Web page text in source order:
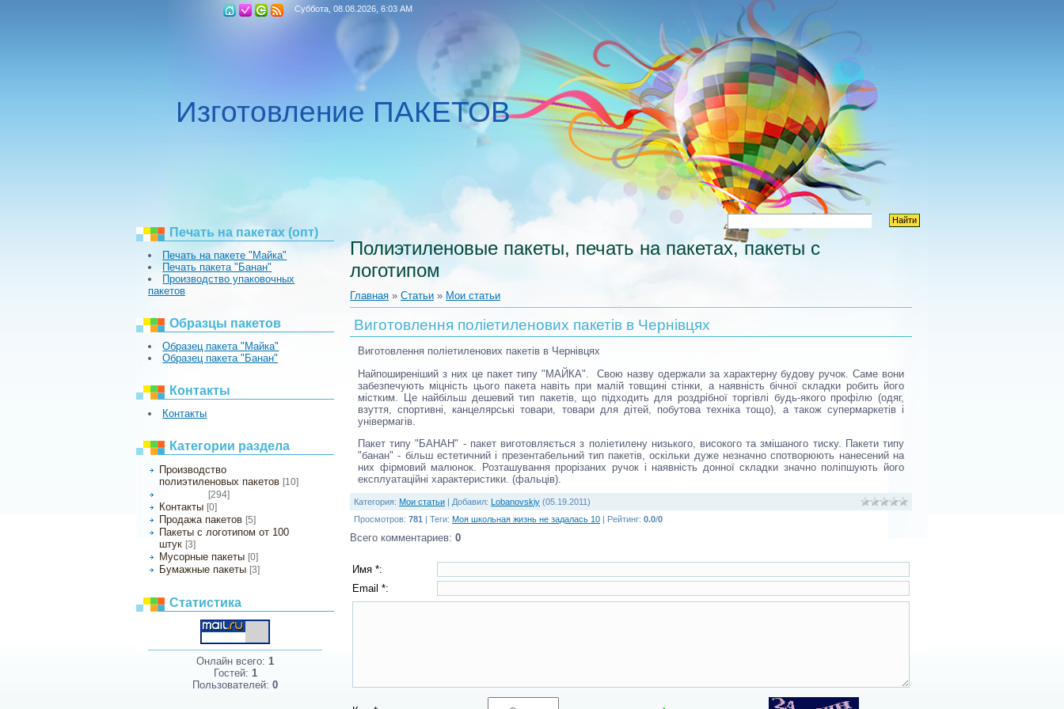
Суббота, 08.08.2026, 6:03 AM
Изготовление ПАКЕТОВ
Печать на пакетах (опт)
Печать на пакете "Майка"
Печать пакета "Банан"
Производство упаковочных
пакетов
Образцы пакетов
Образец пакета "Майка"
Образец пакета "Банан"
Контакты
Контакты
Категории раздела
Производство
полиэтиленовых пакетов [10]
[294]
Контакты [0]
Продажа пакетов [5]
Пакеты с логотипом от 100
штук [3]
Мусорные пакеты [0]
Бумажные пакеты [3]
Статистика
Онлайн всего: 1
Гостей: 1
Пользователей: 0
Полиэтиленовые пакеты, печать на пакетах, пакеты с
логотипом
Главная » Статьи » Мои статьи
Виготовлення поліетиленових пакетів в Чернівцях
Виготовлення поліетиленових пакетів в Чернівцях
Найпоширеніший з них це пакет типу "МАЙКА". Свою назву одержали за характерну будову ручок. Саме вони
забезпечують міцність цього пакета навіть при малій товщині стінки, а наявність бічної складки робить його
містким. Це найбільш дешевий тип пакетів, що підходить для роздрібної торгівлі будь-якого профілю (одяг,
взуття, спортивні, канцелярські товари, товари для дітей, побутова техніка тощо), а також супермаркетів і
універмагів.
Пакет типу "БАНАН" - пакет виготовляється з поліетилену низького, високого та змішаного тиску. Пакети типу
"банан" - більш естетичний і презентабельний тип пакетів, оскільки дуже незначно спотворюють нанесений на
них фірмовий малюнок. Розташування прорізаних ручок і наявність донної складки значно поліпшують його
експлуатаційні характеристики. (фальців).
Категория: Мои статьи Добавил: Lobanovskiy (05.19.2011)
Просмотров: 781 Теги: Моя школьная жизнь не задалась 10 Рейтинг: 0.0/0
Всего комментариев: 0
Имя *:
Email *: